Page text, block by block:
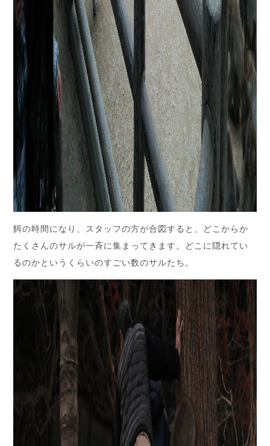
餌の時間になり、スタッフの方が合図すると、どこからか
たくさんのサルが一斉に集まってきます。どこに隠れてい
るのかというくらいのすごい数のサルたち。